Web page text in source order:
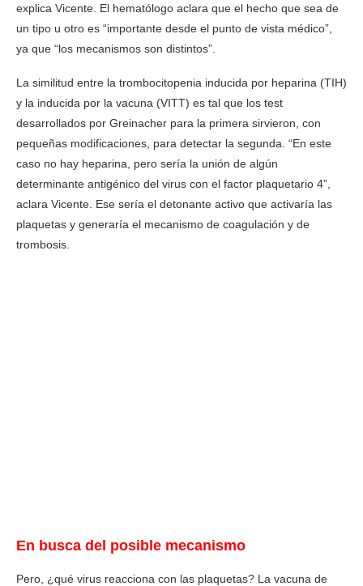
explica Vicente. El hematólogo aclara que el hecho que sea de
un tipo u otro es “importante desde el punto de vista médico”,
ya que “los mecanismos son distintos”.
La similitud entre la trombocitopenia inducida por heparina (TIH)
y la inducida por la vacuna (VITT) es tal que los test
desarrollados por Greinacher para la primera sirvieron, con
pequeñas modificaciones, para detectar la segunda. “En este
caso no hay heparina, pero sería la unión de algún
determinante antigénico del virus con el factor plaquetario 4”,
aclara Vicente. Ese sería el detonante activo que activaría las
plaquetas y generaría el mecanismo de coagulación y de
trombosis.
En busca del posible mecanismo
Pero, ¿qué virus reacciona con las plaquetas? La vacuna de